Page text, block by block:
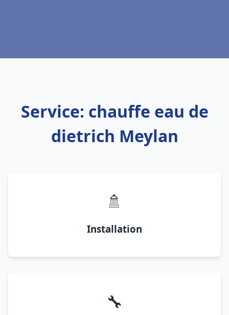
Service: chauffe eau de
dietrich Meylan
🚿
Installation
🔧